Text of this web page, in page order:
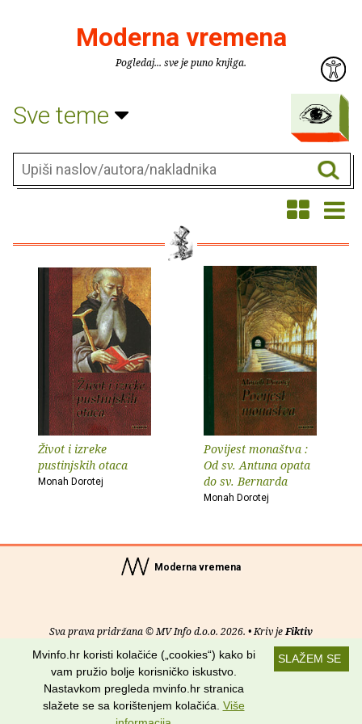
Moderna vremena
Pogledaj... sve je puno knjiga.
Sve teme
Život i izreke
pustinjskih otaca
Monah Dorotej
Povijest monaštva :
Od sv. Antuna opata
do sv. Bernarda
Monah Dorotej
Moderna vremena
Sva prava pridržana © MV Info d.o.o. 2026. • Kriv jeFiktiv
Uvjeti korištenja RSS kanali
Potraži nas na:
SLAŽEM SE
Mvinfo.hr koristi kolačiće („cookies“) kako bi
vam pružio bolje korisničko iskustvo.
Nastavkom pregleda mvinfo.hr stranica
slažete se sa korištenjem kolačića. Više